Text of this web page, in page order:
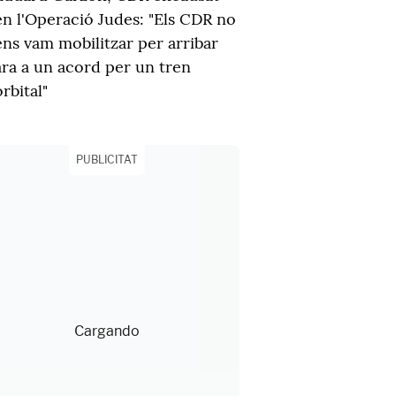
l'Operació Judes: "Els CDR no
vam mobilitzar per arribar
a un acord per un tren
PUBLICITAT